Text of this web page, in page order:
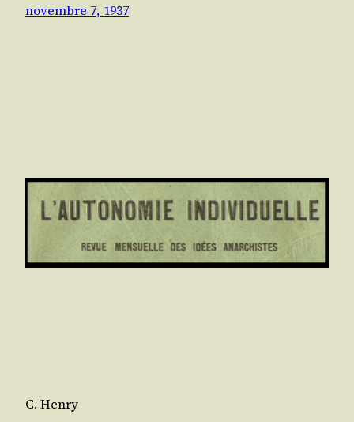
novembre 7, 1937
C. Henry